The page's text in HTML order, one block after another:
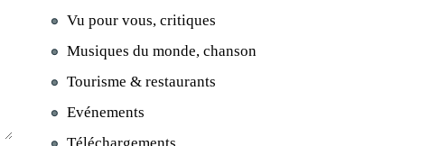
Vu pour vous, critiques
Musiques du monde, chanson
Tourisme & restaurants
Evénements